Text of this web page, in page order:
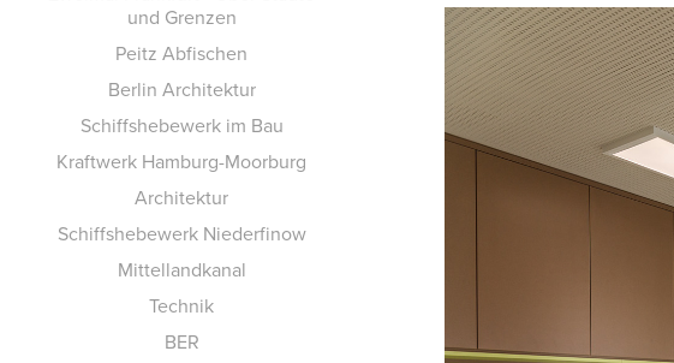
und Grenzen
Peitz Abfischen
Berlin Architektur
Schiffshebewerk im Bau
Kraftwerk Hamburg-Moorburg
Architektur
Schiffshebewerk Niederfinow
Mittellandkanal
Technik
BER